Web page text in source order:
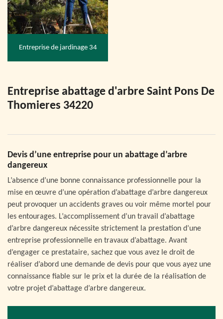
Entreprise de jardinage 34
Entreprise abattage d'arbre Saint Pons De
Thomieres 34220
Devis d’une entreprise pour un abattage d’arbre
dangereux
L’absence d’une bonne connaissance professionnelle pour la
mise en œuvre d’une opération d’abattage d’arbre dangereux
peut provoquer un accidents graves ou voir même mortel pour
les entourages. L’accomplissement d’un travail d’abattage
d’arbre dangereux nécessite strictement la prestation d’une
entreprise professionnelle en travaux d’abattage. Avant
d’engager ce prestataire, sachez que vous avez le droit de
réaliser d’abord une demande de devis pour que vous ayez une
connaissance fiable sur le prix et la durée de la réalisation de
votre projet d’abattage d’arbre dangereux.